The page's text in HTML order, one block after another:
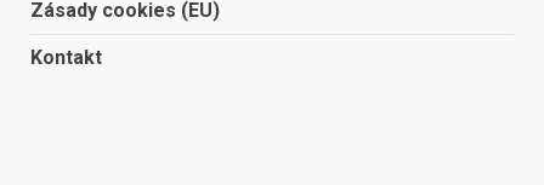
Zásady cookies (EU)
Kontakt